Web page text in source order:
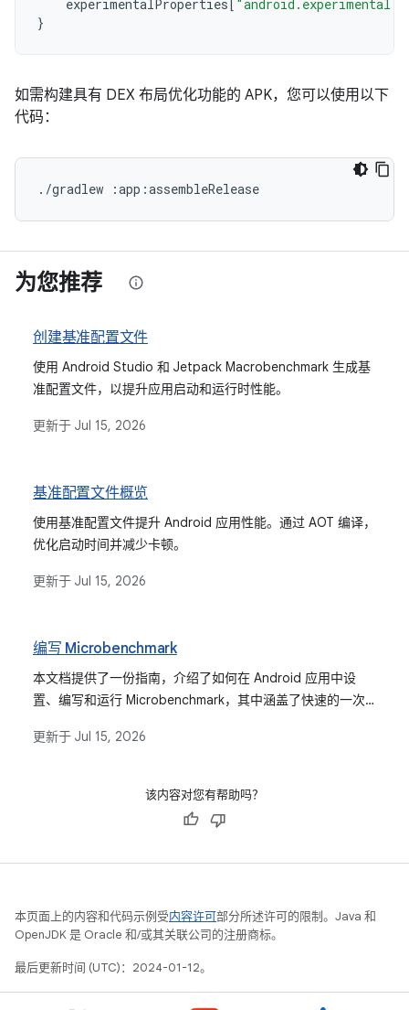
experimentalProperties
}
如需构建具有 DEX 布局优化功能的 APK，您可以使用以下
代码：
./gradlew :app:assembleRelease
为您推荐
创建基准配置文件
使用 Android Studio 和 Jetpack Macrobenchmark 生成基
准配置文件，以提升应用启动和运行时性能。
更新于 Jul 15, 2026
基准配置文件概览
使用基准配置文件提升 Android 应用性能。通过 AOT 编译，
优化启动时间并减少卡顿。
更新于 Jul 15, 2026
编写 Microbenchmark
本文档提供了一份指南，介绍了如何在 Android 应用中设
置、编写和运行 Microbenchmark，其中涵盖了快速的一次
分析）。
更新于 Jul 15, 2026
该内容对您有帮助吗？
本页面上的内容和代码示例受内容许可部分所述许可的限制。Java 和
OpenJDK 是 Oracle 和/或其关联公司的注册商标。
最后更新时间 (UTC)：2024-01-12。